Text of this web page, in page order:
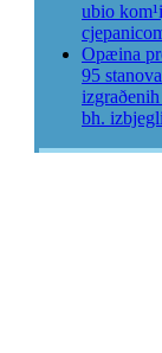
ubio
Opæina
95 stanova
izgraðenih
bh.